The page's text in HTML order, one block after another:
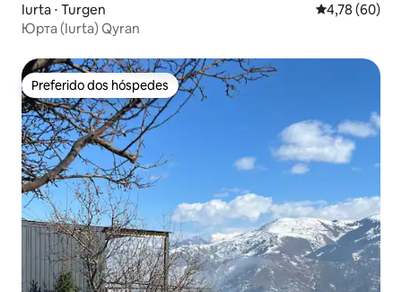
Iurta ⋅ Turgen 4,78 de uma
4,78 (60)
Юрта (Iurta) Qyran
Preferido dos hóspedes
Preferido dos hóspedes